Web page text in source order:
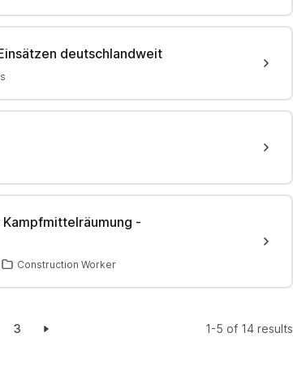
deutschlandweit
-
Construction Worker
3 1-5 of 14 results